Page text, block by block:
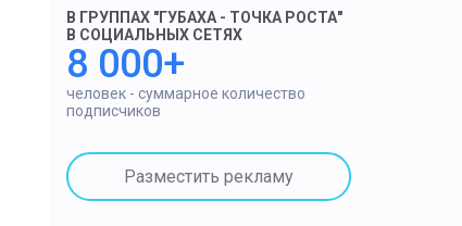
В ГРУППАХ "ГУБАХА - ТОЧКА РОСТА"
В СОЦИАЛЬНЫХ СЕТЯХ
8 000+
человек - суммарное количество
подписчиков
Разместить рекламу